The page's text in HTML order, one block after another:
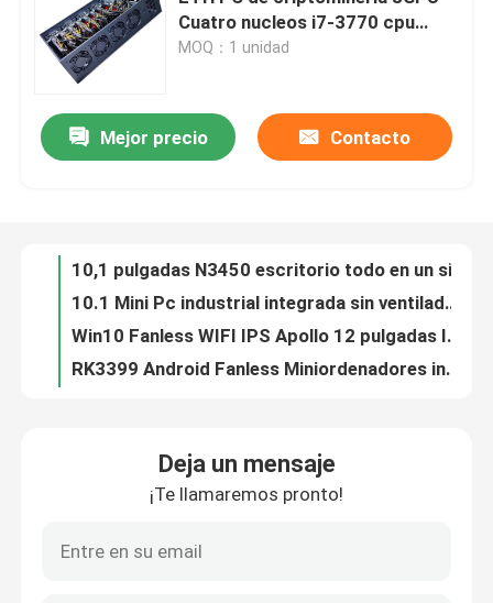
Productos
Contacto
Solicitar una cotización
Mini Pc industrial
Cuatro nucleos i7-3770 cpu
512GB SSD 8GB Memoria
MOQ：1 unidad
Mejor precio Contacto
WIFI BT IPS Android Industrial POS Mini todo en una computadora táctil Fanless Rockchip RK3566 15.6 pulgadas
Fanless All In One Touch Panel PC 21.45 pulgadas IPS Rockchip RK3566 Quad-core Adroid RS232 para educación publicitaria
Panel industrial integrado J1900 de 10,1 pulgadas todo en uno de cuatro núcleos
Deja un mensaje
¡Te llamaremos pronto!